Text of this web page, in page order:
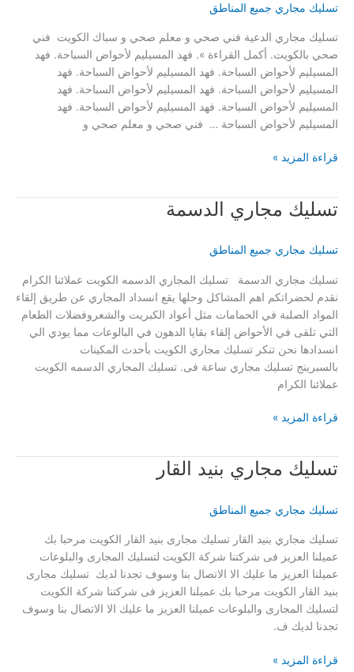
تسليك مجاري جميع المناطق
تسليك مجاري الدعية فني صحي و معلم صحي و سباك الكويت فني
صحي بالكويت. أكمل القراءة ». فهد المسيليم لأحواض السباحة. فهد
المسيليم لأحواض السباحة. فهد المسيليم لأحواض السباحة. فهد
المسيليم لأحواض السباحة. فهد المسيليم لأحواض السباحة. فهد
المسيليم لأحواض السباحة. فهد المسيليم لأحواض السباحة. فهد
المسيليم لأحواض السباحة … فني صحي و معلم صحي و
تسليك
قراءة المزيد »
تسليك مجاري الدسمة
تسليك مجاري جميع المناطق
تسليك مجاري الدسمة تسليك المجاري الدسمه الكويت عملائنا الكرام
نقدم لحضراتكم اهم المشاكل وحلها يقع انسداد المجاري عن طريق إلقاء
المواد الصلبة في الحمامات مثل أعواد الكبريت والشعروفضلات الطعام
التي تلقى في الأحواض إلقاء بقايا الدهون في البالوعات مما يودي الي
انسدادها نحن تنكر تسليك مجاري الكويت بأحدث المكينات
بالسبرينج تسليك مجاري ساعة فى. تسليك المجاري الدسمه الكويت
عملائنا الكرام
تسليك
قراءة المزيد »
تسليك مجاري بنيد القار
تسليك مجاري جميع المناطق
تسليك مجاري بنيد القار تسليك مجارى بنيد القار الكويت مرحبا بك
عميلنا العزيز فى شركتنا شركة الكويت لتسليك المجارى والبلوعات
عميلنا العزيز ما عليك الا الاتصال بنا وسوف تجدنا لديك تسليك مجارى
بنيد القار الكويت مرحبا بك عميلنا العزيز فى شركتنا شركة الكويت
لتسليك المجارى والبلوعات عميلنا العزيز ما عليك الا الاتصال بنا وسوف
تجدنا لديك ف.
تسليك
قراءة المزيد »